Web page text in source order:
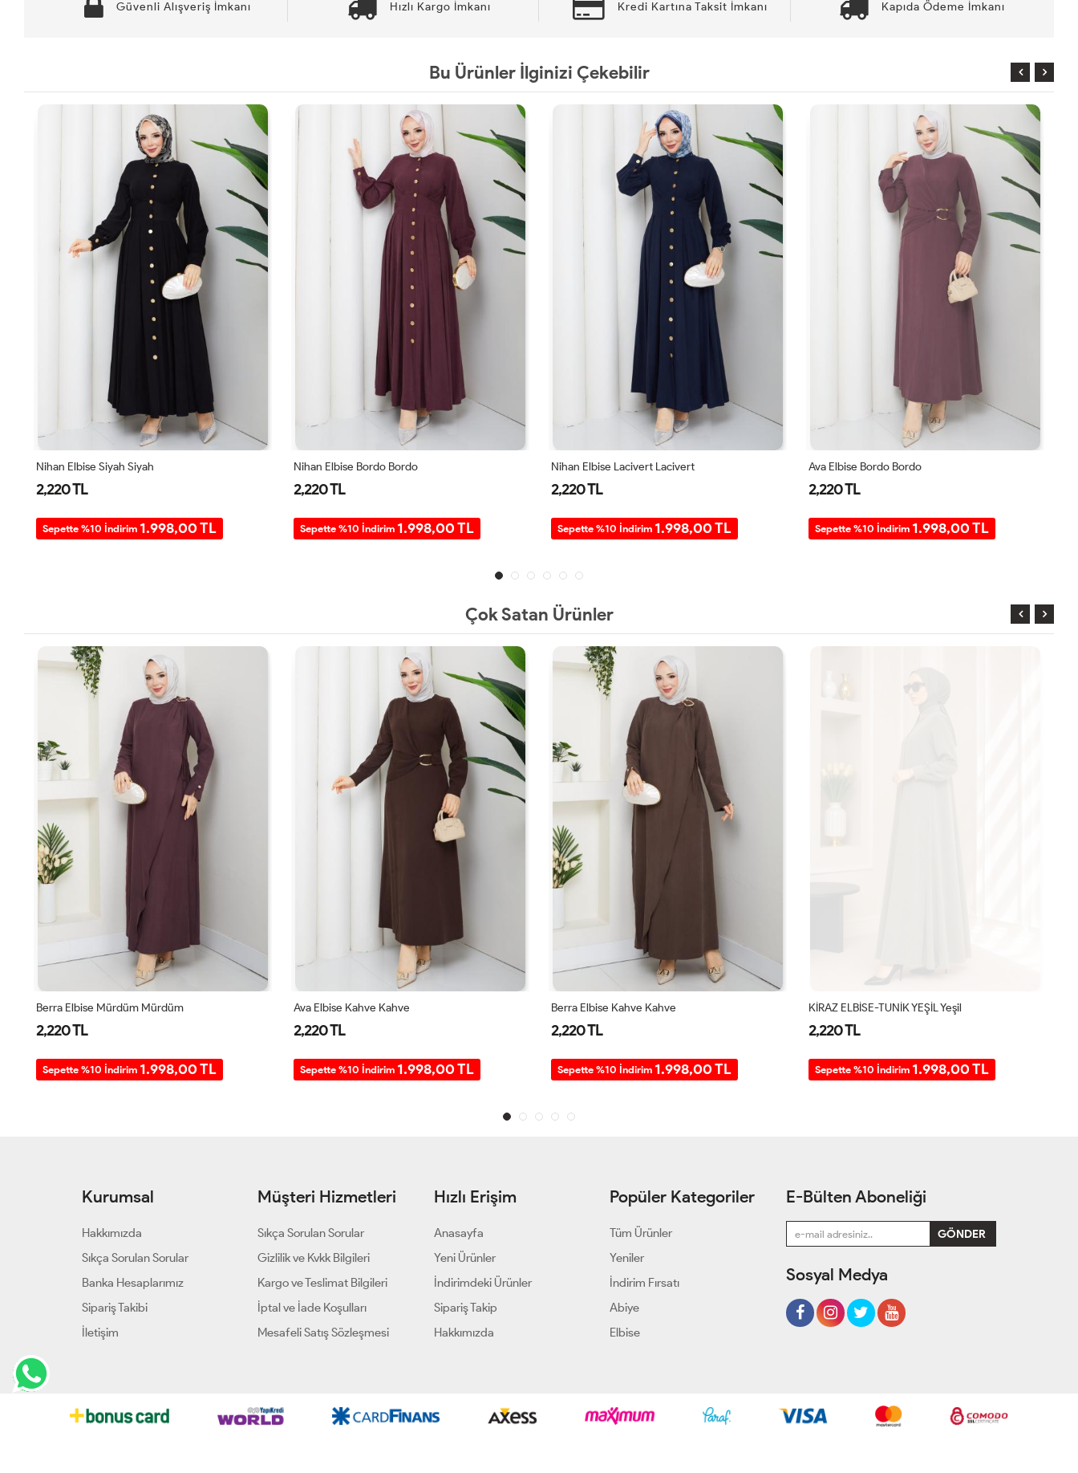
Güvenli Alışveriş İmkanı Hızlı Kargo İmkanı Kredi Kartına Taksit İmkanı Kapıda Ödeme İmkanı
Bu Ürünler İlginizi Çekebilir
Nihan Elbise Siyah Siyah
2,220 TL
Sepette %10 İndirim 1.998,00 TL
Nihan Elbise Bordo Bordo
2,220 TL
Sepette %10 İndirim 1.998,00 TL
Nihan Elbise Lacivert Lacivert
2,220 TL
Sepette %10 İndirim 1.998,00 TL
Ava Elbise Bordo Bordo
2,220 TL
Sepette %10 İndirim 1.998,00 TL
Çok Satan Ürünler
Berra Elbise Mürdüm Mürdüm
2,220 TL
Sepette %10 İndirim 1.998,00 TL
Ava Elbise Kahve Kahve
2,220 TL
Sepette %10 İndirim 1.998,00 TL
Berra Elbise Kahve Kahve
2,220 TL
Sepette %10 İndirim 1.998,00 TL
KİRAZ ELBİSE-TUNİK YEŞİL Yeşil
2,220 TL
Sepette %10 İndirim 1.998,00 TL
Kurumsal
Hakkımızda
Sıkça Sorulan Sorular
Banka Hesaplarımız
Sipariş Takibi
İletişim
Müşteri Hizmetleri
Sıkça Sorulan Sorular
Gizlilik ve Kvkk Bilgileri
Kargo ve Teslimat Bilgileri
İptal ve İade Koşulları
Mesafeli Satış Sözleşmesi
Hızlı Erişim
Anasayfa
Yeni Ürünler
İndirimdeki Ürünler
Sipariş Takip
Hakkımızda
Popüler Kategoriler
Tüm Ürünler
Yeniler
İndirim Fırsatı
Abiye
Elbise
E-Bülten Aboneliği
Sosyal Medya